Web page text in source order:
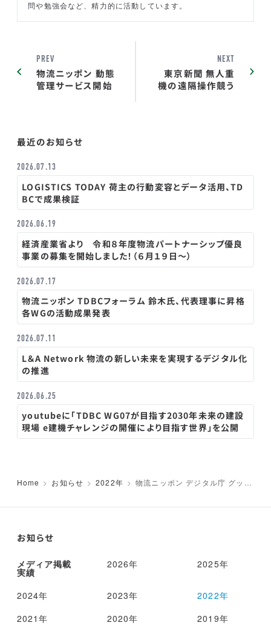
問や勉強会など、精力的に活動しています。
PREV
物流ニッポン 動態
管理サービス開始
NEXT
東京新聞 無人重
機の遠隔操作競う
最近のお知らせ
2026.07.13
LOGISTICS TODAY 荷主の行動変容とデータ活用、TD
BCで成果検証
2026.06.19
経済産業省より 令和８年度物流パートナーシップ優良
事業の募集を開始しました！（６月１９日～）
2026.07.17
物流ニッポン TDBCフォーラム 鈴木氏、代表理事に昇格
各WGの活動成果発表
2026.07.11
L＆A Network 物流の新しい未来を実現するデジタル化
の推進
2026.06.25
youtubeに「TDBC WG07が目指す2030年未来の建設
現場 e建機チャレンジの開催により目指す世界」を公開
Home お知らせ 2022年
物流ニッポン デジタル庁 グッド
お知らせ
メディア掲載
実績
2026年 2025年
2024年 2023年
2022年
2021年
2020年
2019年